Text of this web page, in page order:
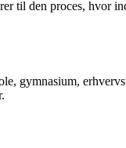
til den proces,
gymnasium,